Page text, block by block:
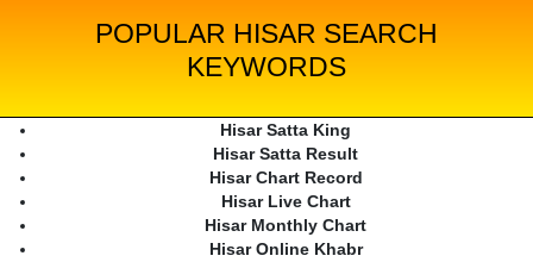
POPULAR HISAR SEARCH
KEYWORDS
Hisar Satta King
Hisar Satta Result
Hisar Chart Record
Hisar Live Chart
Hisar Monthly Chart
Hisar Online Khabr